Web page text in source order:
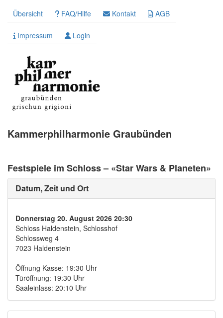
Übersicht FAQ/Hilfe Kontakt AGB
Impressum Login
Kammerphilharmonie Graubünden
Festspiele im Schloss – «Star Wars & Planeten»
Datum, Zeit und Ort
Donnerstag 20. August 2026 20:30
Schloss Haldenstein, Schlosshof
Schlossweg 4
7023 Haldenstein
Öffnung Kasse: 19:30 Uhr
Türöffnung: 19:30 Uhr
Saaleinlass: 20:10 Uhr